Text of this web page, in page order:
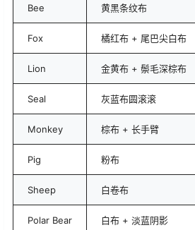
Bee 黄黑条纹布
Fox 橘红布 + 尾巴尖白布
Lion 金黄布 + 鬃毛深棕布
Seal 灰蓝布圆滚滚
Monkey 棕布 + 长手臂
Pig 粉布
Sheep 白卷布
Polar Bear 白布 + 淡蓝阴影